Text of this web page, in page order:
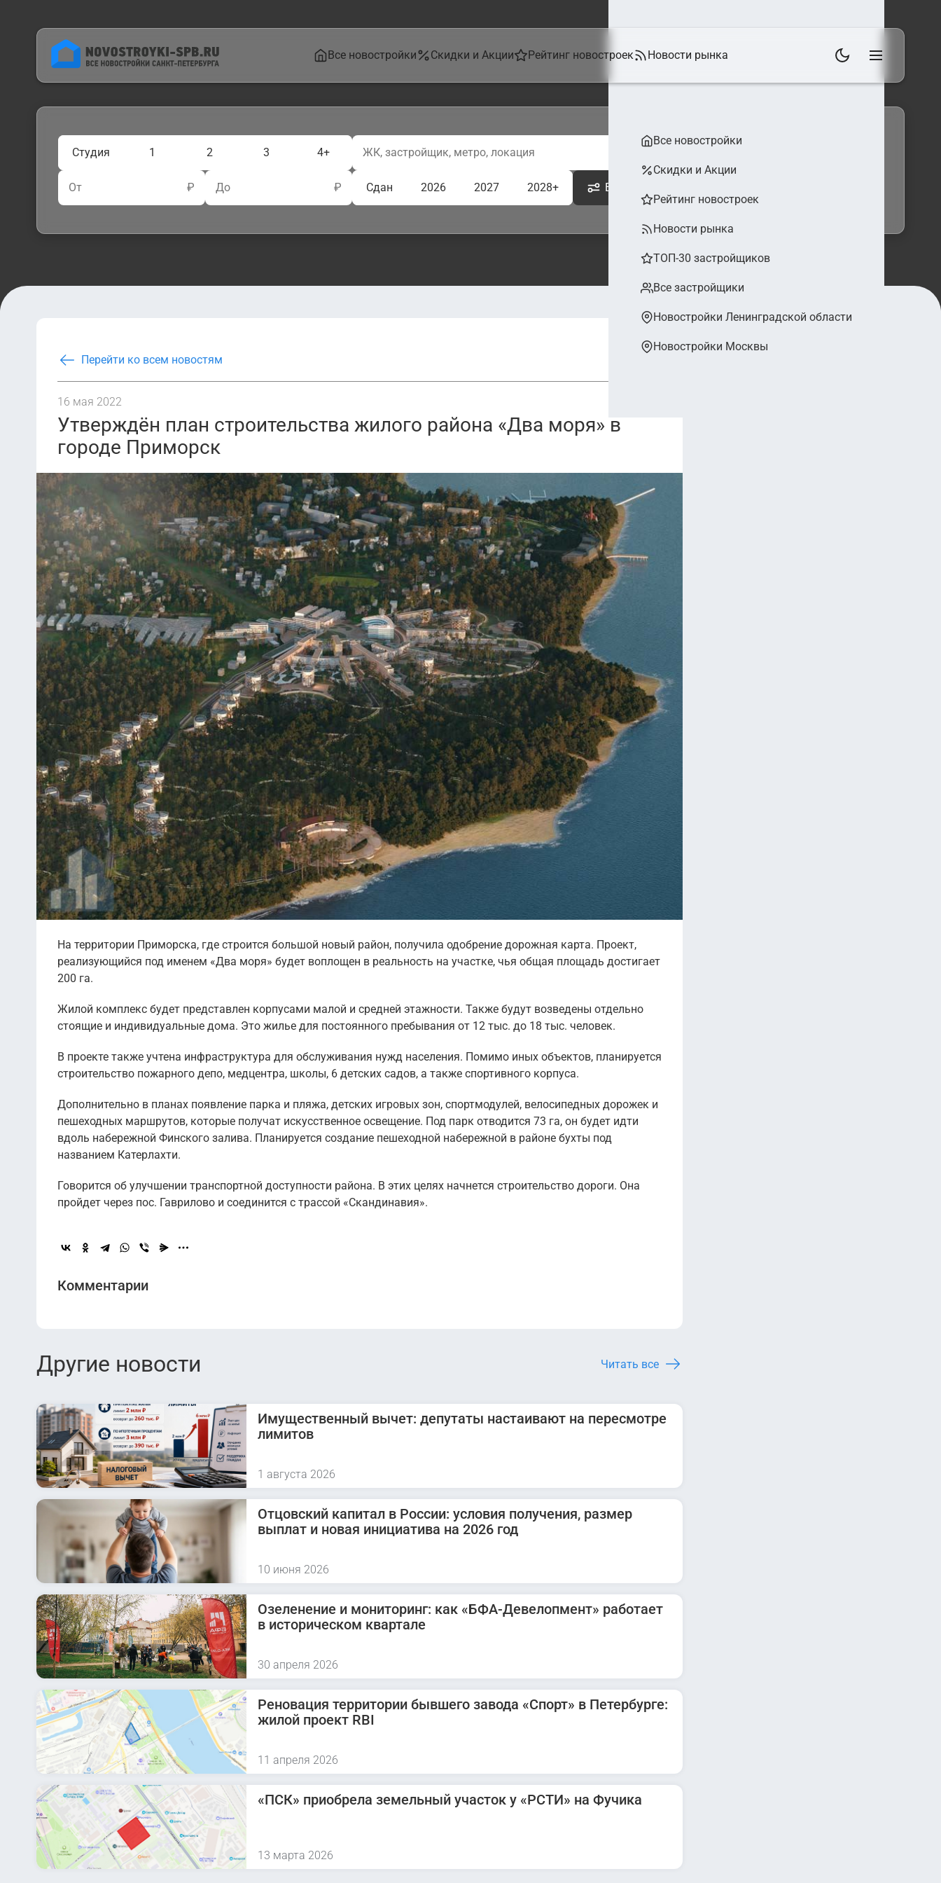
Все новостройки Скидки и Акции Рейтинг новостроек Новости рынка
Все новостройки
Скидки и Акции
Рейтинг новостроек
Новости рынка
ТОП-30 застройщиков
Все застройщики
Новостройки Ленинградской области
Новостройки Москвы
Студия 1 2 3 4+
От ₽ До ₽ Сдан 2026 2027 2028+ Ещё фильтры
Перейти ко всем новостям
16 мая 2022
Утверждён план строительства жилого района «Два моря» в
городе Приморск
На территории Приморска, где строится большой новый район, получила одобрение дорожная карта. Проект,
реализующийся под именем «Два моря» будет воплощен в реальность на участке, чья общая площадь достигает
200 га.
Жилой комплекс будет представлен корпусами малой и средней этажности. Также будут возведены отдельно
стоящие и индивидуальные дома. Это жилье для постоянного пребывания от 12 тыс. до 18 тыс. человек.
В проекте также учтена инфраструктура для обслуживания нужд населения. Помимо иных объектов, планируется
строительство пожарного депо, медцентра, школы, 6 детских садов, а также спортивного корпуса.
Дополнительно в планах появление парка и пляжа, детских игровых зон, спортмодулей, велосипедных дорожек и
пешеходных маршрутов, которые получат искусственное освещение. Под парк отводится 73 га, он будет идти
вдоль набережной Финского залива. Планируется создание пешеходной набережной в районе бухты под
названием Катерлахти.
Говорится об улучшении транспортной доступности района. В этих целях начнется строительство дороги. Она
пройдет через пос. Гаврилово и соединится с трассой «Скандинавия».
Комментарии
Другие новости Читать все
Имущественный вычет: депутаты настаивают на пересмотре
лимитов
1 августа 2026
Отцовский капитал в России: условия получения, размер
выплат и новая инициатива на 2026 год
10 июня 2026
Озеленение и мониторинг: как «БФА-Девелопмент» работает
в историческом квартале
30 апреля 2026
Реновация территории бывшего завода «Спорт» в Петербурге:
жилой проект RBI
11 апреля 2026
«ПСК» приобрела земельный участок у «РСТИ» на Фучика
13 марта 2026